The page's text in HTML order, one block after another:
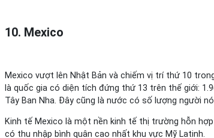
10. Mexico
Mexico vượt lên Nhật Bản và chiếm vị trí thứ 10
là quốc gia có diện tích đứng thứ 13 trên thế giới:
Tây Ban Nha. Đây cũng là nước có số lượng người
Kinh tế Mexico là một nền kinh tế thị trường hỗn
có thu nhập bình quân cao nhất khu vực Mỹ Latinh.